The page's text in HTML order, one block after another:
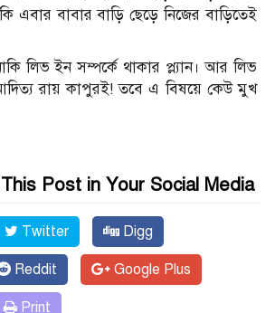
এবার বাবার বাড়ি ছেড়ে নিজের বাড়িতেই
লিভ ইন সম্পর্কে থাকার প্ল্যান। আর লিভ
রায় কাপুরই! তবে এ বিষয়ে কেউ মুখ
Post in Your Social Media
Twitter Digg
Reddit Google Plus
Print